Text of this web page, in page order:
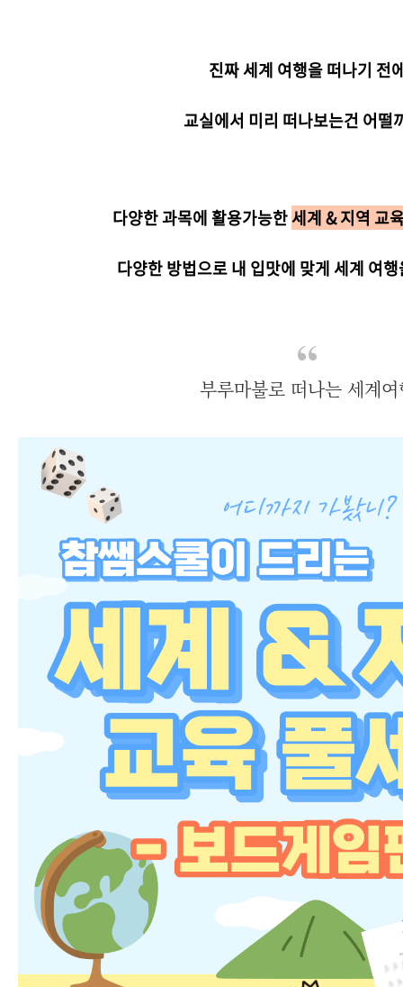
진짜 세계 여행을 떠나기 전
교실에서 미리 떠나보는건 어떨
다양한 과목에 활용가능한세계 & 지역 교
다양한 방법으로 내 입맛에 맞게 세계 여
부루마불로 떠나는 세계